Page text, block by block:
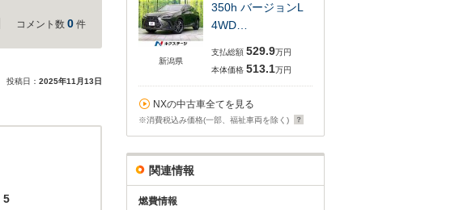
コメント数 0 件
投稿日： 2025年11月13日
5
新潟県
350h バージョンL
4WD…
支払総額 529.9万円
本体価格 513.1万円
NXの中古車全てを見る
※消費税込み価格(一部、福祉車両を除く)
関連情報
燃費情報